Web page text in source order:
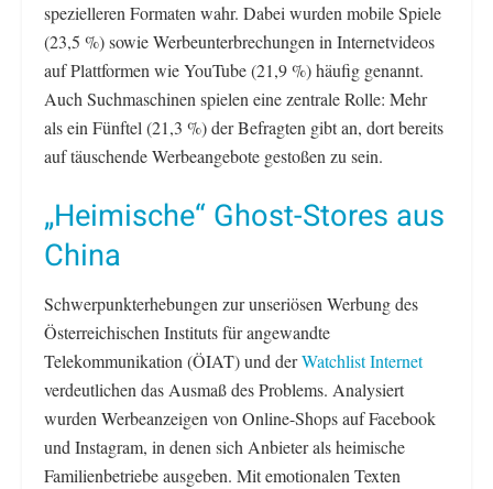
spezielleren Formaten wahr. Dabei wurden mobile Spiele
(23,5 %) sowie Werbeunterbrechungen in Internetvideos
auf Plattformen wie YouTube (21,9 %) häufig genannt.
Auch Suchmaschinen spielen eine zentrale Rolle: Mehr
als ein Fünftel (21,3 %) der Befragten gibt an, dort bereits
auf täuschende Werbeangebote gestoßen zu sein.
„Heimische“ Ghost-Stores aus
China
Schwerpunkterhebungen zur unseriösen Werbung des
Österreichischen Instituts für angewandte
Telekommunikation (ÖIAT) und derWatchlist Internet
verdeutlichen das Ausmaß des Problems. Analysiert
wurden Werbeanzeigen von Online-Shops auf Facebook
und Instagram, in denen sich Anbieter als heimische
Familienbetriebe ausgeben. Mit emotionalen Texten